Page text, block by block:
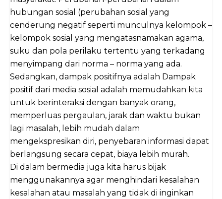
hubungan sosial (perubahan sosial yang
cenderung negatif seperti munculnya kelompok –
kelompok sosial yang mengatasnamakan agama,
suku dan pola perilaku tertentu yang terkadang
menyimpang dari norma – norma yang ada.
Sedangkan, dampak positifnya adalah Dampak
positif dari media sosial adalah memudahkan kita
untuk berinteraksi dengan banyak orang,
memperluas pergaulan, jarak dan waktu bukan
lagi masalah, lebih mudah dalam
mengekspresikan diri, penyebaran informasi dapat
berlangsung secara cepat, biaya lebih murah.
Di dalam bermedia juga kita harus bijak
menggunakannya agar menghindari kesalahan
kesalahan atau masalah yang tidak di inginkan